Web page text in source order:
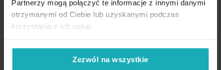
Partnerzy mogą połączyć te informacje z innymi danymi
otrzymanymi od Ciebie lub uzyskanymi podczas
korzystania z ich usług.
Zezwól na wszystkie
Szerokość
30 cm
Długość
Pętelka do zawieszenia
tak
kolorze to propozycja dla miłośników luksusu i komfortu. Ręcznik
wyróżnia wyjątkowa struktura frote układająca się w drobne
prążkioraz dekoracyjnabordiura z dodatkiem srebrnej nici
kolekcji ręczników kąpielowych FILON można znaleźć
dowolnie łączyć i stworzyć indywidualne zestawy do wnętrza.
Suszyć w niskiej temperaturze
High-contrast mode